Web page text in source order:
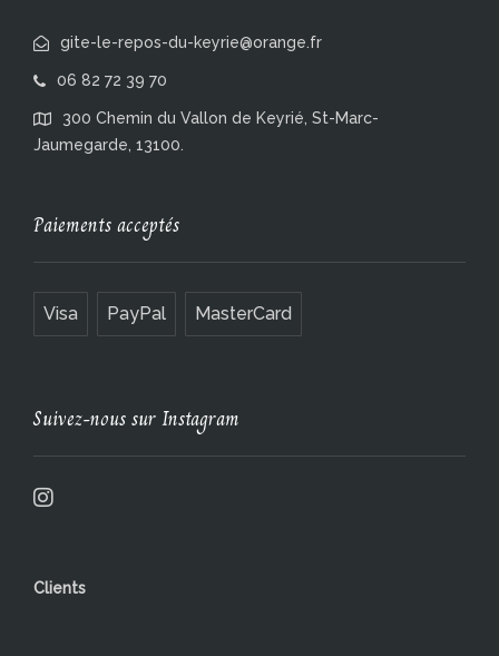
gite-le-repos-du-keyrie@orange.fr
06 82 72 39 70
300 Chemin du Vallon de Keyrié, St-Marc-
Jaumegarde, 13100.
Paiements acceptés
Visa PayPal MasterCard
Suivez-nous sur Instagram
Clients